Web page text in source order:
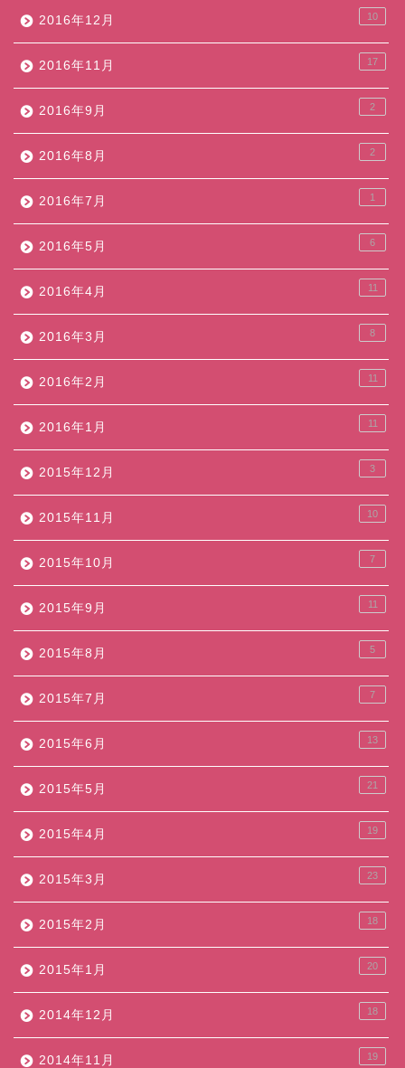
2016年12月 10
2016年11月 17
2016年9月 2
2016年8月 2
2016年7月 1
2016年5月 6
2016年4月 11
2016年3月 8
2016年2月 11
2016年1月 11
2015年12月 3
2015年11月 10
2015年10月 7
2015年9月 11
2015年8月 5
2015年7月 7
2015年6月 13
2015年5月 21
2015年4月 19
2015年3月 23
2015年2月 18
2015年1月 20
2014年12月 18
2014年11月 19